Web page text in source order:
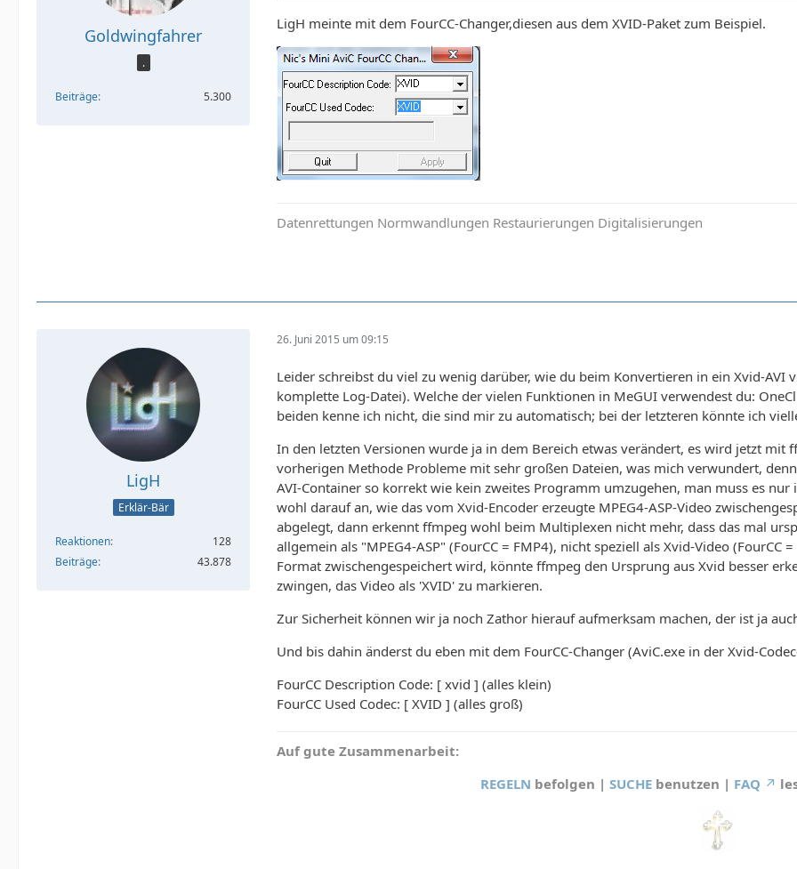
Goldwingfahrer
.
Beiträge 5.300
LigH meinte mit dem FourCC-Changer,diesen aus dem XVID-Paket zum Beispiel.
Datenrettungen Normwandlungen Restaurierungen Digitalisierungen
LigH
Erklär-Bär
Reaktionen
128
Beiträge
43.878
26. Juni 2015 um 09:15
Leider schreibst du viel zu wenig darüber, wie du beim Konvertieren in ein Xvid-
komplette Log-Datei). Welche der vielen Funktionen in MeGUI verwendest du:
beiden kenne ich nicht, die sind mir zu automatisch; bei der letzteren könnte ich
In den letzten Versionen wurde ja in dem Bereich etwas verändert, es wird jetzt
vorherigen Methode Probleme mit sehr großen Dateien, was mich verwundert,
AVI-Container so korrekt wie kein zweites Programm umzugehen, man muss es
wohl darauf an, wie das vom Xvid-Encoder erzeugte MPEG4-ASP-Video
abgelegt, dann erkennt ffmpeg wohl beim Multiplexen nicht mehr, dass das mal
allgemein als "MPEG4-ASP" (FourCC = FMP4), nicht speziell als Xvid-Video
Format zwischengespeichert wird, könnte ffmpeg den Ursprung aus Xvid besser
zwingen, das Video als 'XVID' zu markieren.
Zur Sicherheit können wir ja noch Zathor hierauf aufmerksam machen, der ist ja
Und bis dahin änderst du eben mit dem FourCC-Changer (AviC.exe in der Xvid-
FourCC Description Code: [ xvid ] (alles klein)
FourCC Used Codec: [ XVID ] (alles groß)
Auf gute Zusammenarbeit:
REGELN befolgen | SUCHE benutzen | FAQ